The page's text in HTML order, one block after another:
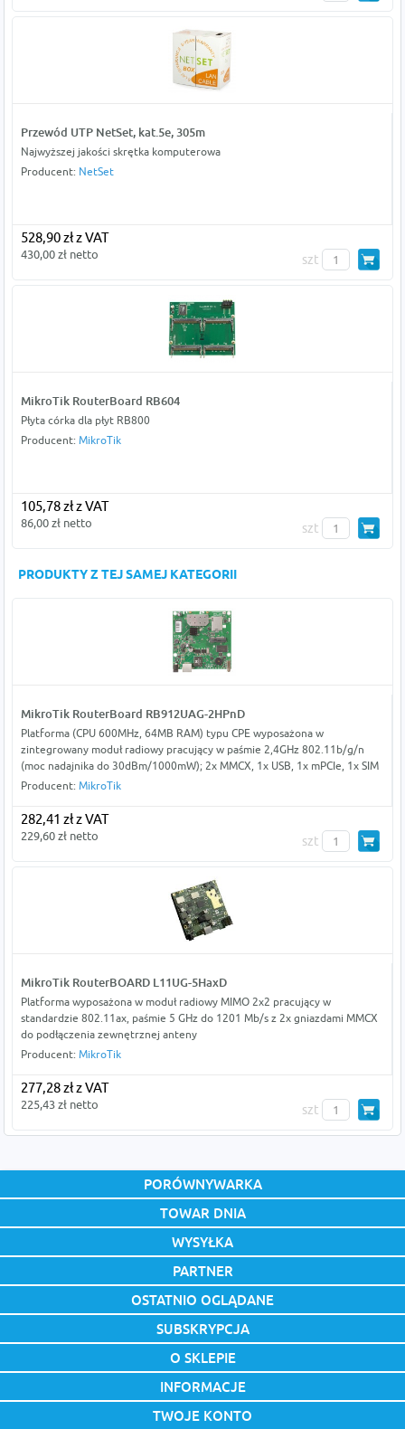
Przewód UTP NetSet, kat.5e, 305m
Najwyższej jakości skrętka komputerowa
Producent: NetSet
528,90 zł z VAT
430,00 zł netto szt
MikroTik RouterBoard RB604
Płyta córka dla płyt RB800
Producent: MikroTik
105,78 zł z VAT
86,00 zł netto szt
PRODUKTY Z TEJ SAMEJ KATEGORII
MikroTik RouterBoard RB912UAG-2HPnD
Platforma (CPU 600MHz, 64MB RAM) typu CPE wyposażona w
zintegrowany moduł radiowy pracujący w paśmie 2,4GHz 802.11b/g/n
(moc nadajnika do 30dBm/1000mW); 2x MMCX, 1x USB, 1x mPCIe, 1x SIM
Producent: MikroTik
282,41 zł z VAT
229,60 zł netto szt
MikroTik RouterBOARD L11UG-5HaxD
Platforma wyposażona w moduł radiowy MIMO 2x2 pracujący w
standardzie 802.11ax, paśmie 5 GHz do 1201 Mb/s z 2x gniazdami MMCX
do podłączenia zewnętrznej anteny
Producent: MikroTik
277,28 zł z VAT
225,43 zł netto szt
PORÓWNYWARKA
TOWAR DNIA
WYSYŁKA
PARTNER
OSTATNIO OGLĄDANE
SUBSKRYPCJA
O SKLEPIE
INFORMACJE
TWOJE KONTO